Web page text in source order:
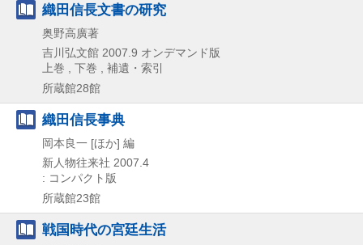
織田信長文書の研究
奥野高廣著
吉川弘文館 2007.9 オンデマンド版
上巻 , 下巻 , 補遺・索引
所蔵館28館
織田信長事典
岡本良一 [ほか] 編
新人物往来社 2007.4
: コンパクト版
所蔵館23館
戦国時代の宮廷生活